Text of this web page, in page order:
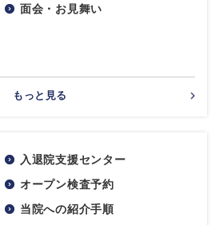
面会・お見舞い
もっと見る
入退院支援センター
オープン検査予約
当院への紹介手順